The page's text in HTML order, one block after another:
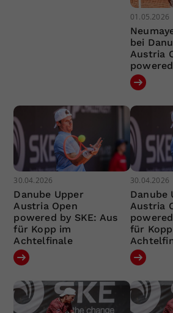
01.05.2026
bei
Austria
30.04.2026
Danube Upper
Austria Open
powered by SKE: Aus
für Kopp im
Achtelfinale
30.04.2026
Danube
Austria
für